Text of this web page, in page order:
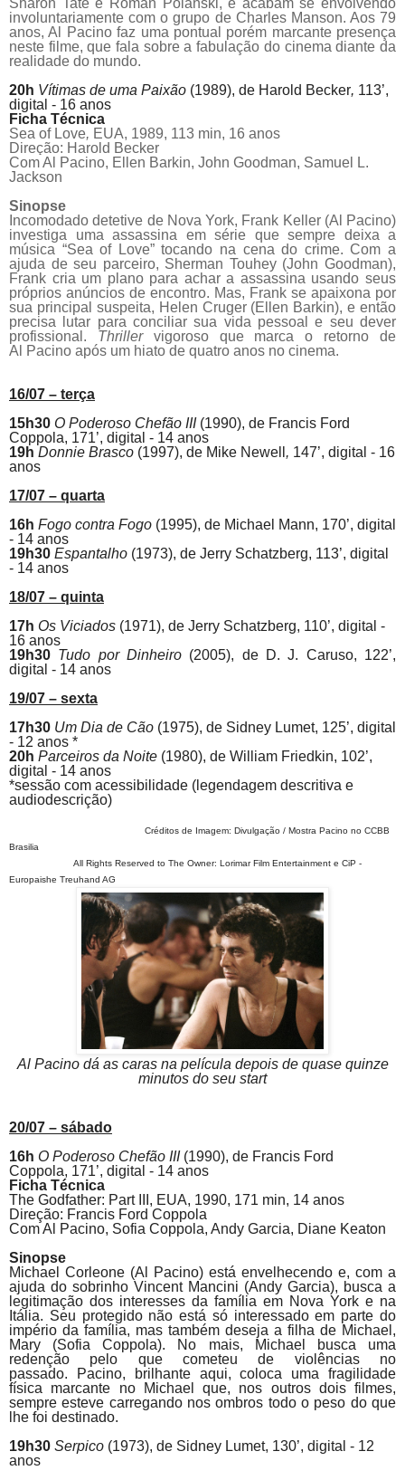
Sharon Tate e Roman Polanski, e acabam se envolvendo
involuntariamente com o grupo de Charles Manson. Aos 79
anos, Al
Pacinofaz uma pontual porém marcante presença
neste filme, que fala sobre a fabulação do cinema diante da
realidade do mundo.
20h Vítimas de uma Paixão (1989), de Harold Becker, 113’,
digital - 16 anos
Ficha Técnica
Sea of Love, EUA, 1989, 113 min, 16 anos
Direção: Harold Becker
Com Al
Pacino, Ellen Barkin, John Goodman, Samuel L.
Jackson
Sinopse
Incomodado detetive de Nova York, Frank Keller (Al
Pacino)
investiga uma assassina em série que sempre deixa a
música “Sea of Love” tocando na cena do crime. Com a
ajuda de seu parceiro, Sherman Touhey (John Goodman),
Frank cria um plano para achar a assassina usando seus
próprios anúncios de encontro. Mas, Frank se apaixona por
sua principal suspeita, Helen Cruger (Ellen Barkin), e então
precisa lutar para conciliar sua vida pessoal e seu dever
profissional. Thrillervigoroso que marca o retorno de
Al
Pacino após um hiato de quatro anos no cinema.
16/07 – terça
15h30 O Poderoso Chefão III (1990), de Francis Ford
Coppola, 171’, digital - 14 anos
19h Donnie Brasco (1997), de Mike Newell , 147’, digital - 16
anos
17/07 – quarta
16h Fogo contra Fogo (1995), de Michael Mann, 170’, digital
- 14 anos
19h30 Espantalho (1973), de Jerry Schatzberg, 113’, digital
- 14 anos
18/07 – quinta
17h Os Viciados (1971), de Jerry Schatzberg, 110’, digital -
16 anos
19h30 Tudo por Dinheiro (2005), de
D. J. Caruso, 122’,
digital - 14 anos
19/07 – sexta
17h30 Um Dia de Cão (1975), de Sidney Lumet, 125’, digital
- 12 anos *
20h Parceiros da Noite (1980), de William Friedkin, 102’,
digital - 14 anos
*sessão com acessibilidade (legendagem descritiva e
audiodescrição)
Créditos de Imagem: Divulgação / Mostra Pacino no CCBB
Brasilia
All Rights Reserved to The Owner: Lorimar Film Entertainment e CiP -
Europaishe Treuhand AG
Al Pacino dá as caras na película depois de quase quinze
minutos do seu start
20/07 – sábado
16h O Poderoso Chefão III (1990), de Francis Ford
Coppola, 171’, digital - 14 anos
Ficha Técnica
The Godfather: Part III, EUA, 1990, 171 min, 14 anos
Direção: Francis Ford Coppola
Com Al
Pacino, Sofia Coppola, Andy Garcia, Diane Keaton
Sinopse
Michael Corleone (Al
Pacino) está envelhecendo e, com a
ajuda do sobrinho Vincent Mancini (Andy Garcia), busca a
legitimação dos interesses da família em Nova York e na
Itália. Seu protegido não está só interessado em parte do
império da família, mas também deseja a filha de Michael,
Mary (Sofia Coppola). No mais, Michael busca uma
redenção pelo que cometeu de violências no
passado.
Pacino, brilhante aqui, coloca uma fragilidade
física marcante no Michael que, nos outros dois filmes,
sempre esteve carregando nos ombros todo o peso do que
lhe foi destinado.
19h30 Serpico (1973), de Sidney Lumet, 130’, digital - 12
anos